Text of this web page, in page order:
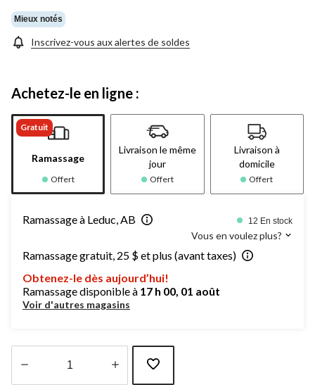
Mieux notés
Inscrivez-vous aux alertes de soldes
Achetez-le en ligne :
Gratuit
Ramassage
Offert
Livraison le même
jour
Offert
Livraison à
domicile
Offert
Ramassage à Leduc, AB 12 En stock
Vous en voulez plus?
Ramassage gratuit, 25 $ et plus (avant taxes)
Obtenez-le dès aujourd’hui!
Ramassage disponible à 17 h 00, 01 août
Voir d'autres magasins